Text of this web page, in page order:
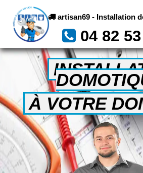
artisan69 - Installation
04 82
À VOTRE